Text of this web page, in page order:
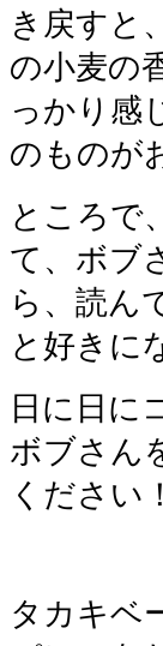
き戻すと
の小麦の
っかり感
のものが
ところで
て、ボブ
ら、読ん
と好きに
日に日に
ボブさん
ください！
タカキベ